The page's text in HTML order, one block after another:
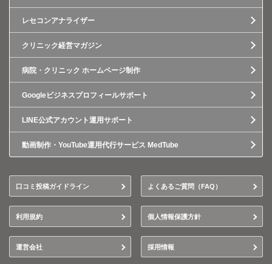
レセコンアナライザー
クリニック経営マガジン
病院・クリニック ホームページ制作
Googleビジネスプロフィールサポート
LINE公式アカウント運用サポート
動画制作・YouTube運用代行サービス MedTube
口コミ投稿ガイドライン よくあるご質問（FAQ）
利用規約 個人情報保護方針
運営会社 採用情報